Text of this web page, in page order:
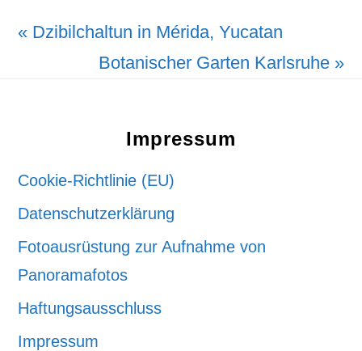
Vorheriger
« Dzibilchaltun in Mérida, Yucatan
Nächster
Botanischer Garten Karlsruhe »
Impressum
Cookie-Richtlinie (EU)
Datenschutzerklärung
Fotoausrüstung zur Aufnahme von
Panoramafotos
Haftungsausschluss
Impressum